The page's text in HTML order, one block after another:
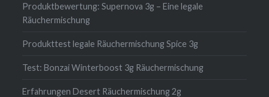
Produktbewertung: Supernova 3g – Eine legale
Räuchermischung
Produkttest legale Räuchermischung Spice 3g
Test: Bonzai Winterboost 3g Räuchermischung
Erfahrungen Desert Räuchermischung 2g